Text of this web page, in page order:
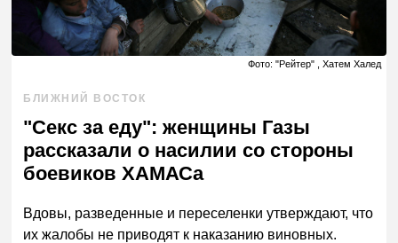
Фото: "Рейтер" , Хатем Халед
БЛИЖНИЙ ВОСТОК
"Секс за еду": женщины Газы
рассказали о насилии со стороны
боевиков ХАМАСа
Вдовы, разведенные и переселенки утверждают, что
их жалобы не приводят к наказанию виновных.